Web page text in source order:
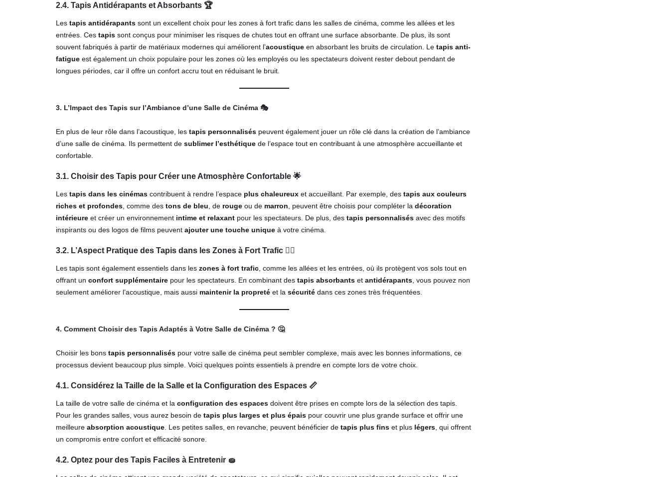
2.4. Tapis Antidérapants et Absorbants 🏆
Les tapis antidérapants sont un excellent choix pour les zones à fort trafic dans les salles de cinéma, comme les allées et les
entrées. Ces tapis sont conçus pour minimiser les risques de chutes tout en offrant une surface absorbante. De plus, ils sont
souvent fabriqués à partir de matériaux modernes qui améliorent l’acoustique en absorbant les bruits de circulation. Le tapis anti-
fatigue est également un choix populaire pour les zones où les employés ou les spectateurs doivent rester debout pendant de
longues périodes, car il offre un confort accru tout en réduisant le bruit.
3. L’Impact des Tapis sur l’Ambiance d’une Salle de Cinéma 🎭
En plus de leur rôle dans l’acoustique, les tapis personnalisés peuvent également jouer un rôle clé dans la création de l’ambiance
d’une salle de cinéma. Ils permettent de sublimer l’esthétique de l’espace tout en contribuant à une atmosphère accueillante et
confortable.
3.1. Choisir des Tapis pour Créer une Atmosphère Confortable 🌟
Les tapis dans les cinémas contribuent à rendre l’espace plus chaleureux et accueillant. Par exemple, des tapis aux couleurs
riches et profondes , comme des tons de bleu , de rouge ou de marron , peuvent être choisis pour compléter la décoration
intérieure et créer un environnement intime et relaxant pour les spectateurs. De plus, des tapis personnalisés avec des motifs
inspirants ou des logos de films peuvent ajouter une touche unique à votre cinéma.
3.2. L’Aspect Pratique des Tapis dans les Zones à Fort Trafic 🚶‍♀️
Les tapis sont également essentiels dans les zones à fort trafic , comme les allées et les entrées, où ils protègent vos sols tout en
offrant un confort supplémentaire pour les spectateurs. En combinant des tapis absorbants et antidérapants , vous pouvez non
seulement améliorer l’acoustique, mais aussi maintenir la propreté et la sécurité dans ces zones très fréquentées.
4. Comment Choisir des Tapis Adaptés à Votre Salle de Cinéma ? 🤔
Choisir les bons tapis personnalisés pour votre salle de cinéma peut sembler complexe, mais avec les bonnes informations, ce
processus devient beaucoup plus simple. Voici quelques points essentiels à prendre en compte lors de votre choix.
4.1. Considérez la Taille de la Salle et la Configuration des Espaces 📏
La taille de votre salle de cinéma et la configuration des espaces doivent être prises en compte lors de la sélection des tapis.
Pour les grandes salles, vous aurez besoin de tapis plus larges et plus épais pour couvrir une plus grande surface et offrir une
meilleure absorption acoustique . Les petites salles, en revanche, peuvent bénéficier de tapis plus fins et plus légers , qui offrent
un compromis entre confort et efficacité sonore.
4.2. Optez pour des Tapis Faciles à Entretenir 🧽